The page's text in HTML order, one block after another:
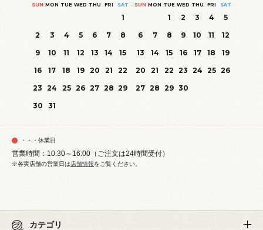
SUN MON TUE WED THU FRI SAT
1
2
3 4 5 6 7
8
9
10 11 12 13 14
15
16
17 18 19 20 21
22
23 24 25 26 27 28 29
30
31
SUN MON TUE WED THU FRI SAT
1 2 3 4
5
6
7 8 9 10 11
12
13
14 15 16 17 18
19
20
21 22 23 24 25 26
27 28 29 30
・・・休業日
営業時間：10:30～16:00（ご注文は24時間受付）
※各実店舗の営業日は店舗情報をご覧ください。
カテゴリ